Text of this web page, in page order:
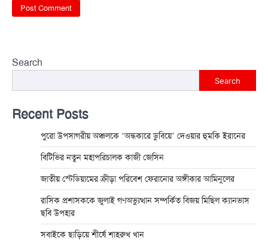
Search
Search
Recent Posts
পুরো উপসাগরীয় অঞ্চলকে ‘অন্ধকারে ডুবিয়ে’ দেওয়ার হুমকি ইরানের
বিটিভির নতুন মহাপরিচালক কাজী জেসিন
জাতীয় স্টেডিয়ামের ক্রীড়া পরিবেশ ফেরানোর অঙ্গীকার আমিনুলের
রাসিক প্রশাসককে জুলাই গণঅভ্যুত্থান সম্পর্কিত বিজয় মিছিল ক্যানভাস
ছবি উপহার
সবাইকে ছাড়িয়ে শীর্ষে শাহরুখ খান